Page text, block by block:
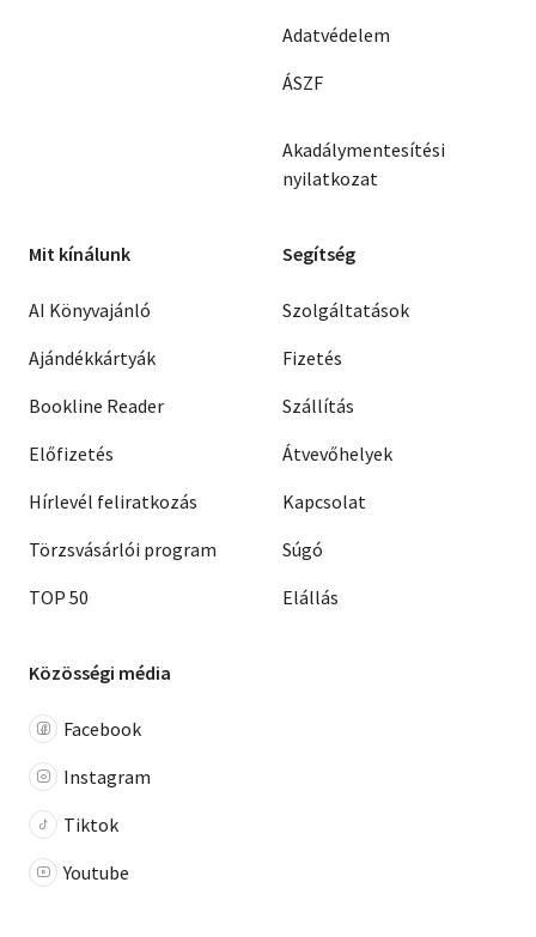
Adatvédelem
ÁSZF
Akadálymentesítési
nyilatkozat
Mit kínálunk
AI Könyvajánló
Ajándékkártyák
Bookline Reader
Előfizetés
Hírlevél feliratkozás
Törzsvásárlói program
TOP 50
Segítség
Szolgáltatások
Fizetés
Szállítás
Átvevőhelyek
Kapcsolat
Súgó
Elállás
Közösségi média
Facebook
Instagram
Tiktok
Youtube